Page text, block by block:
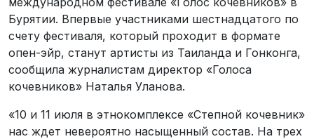
Бурятии. Впервые участниками шестнадцатого по
счету фестиваля, который проходит в формате
опен-эйр, станут артисты из Таиланда и Гонконга,
сообщила журналистам директор «Голоса
кочевников» Наталья Уланова.
«10 и 11 июля в этнокомплексе «Степной кочевник»
нас ждет невероятно насыщенный состав. На трех